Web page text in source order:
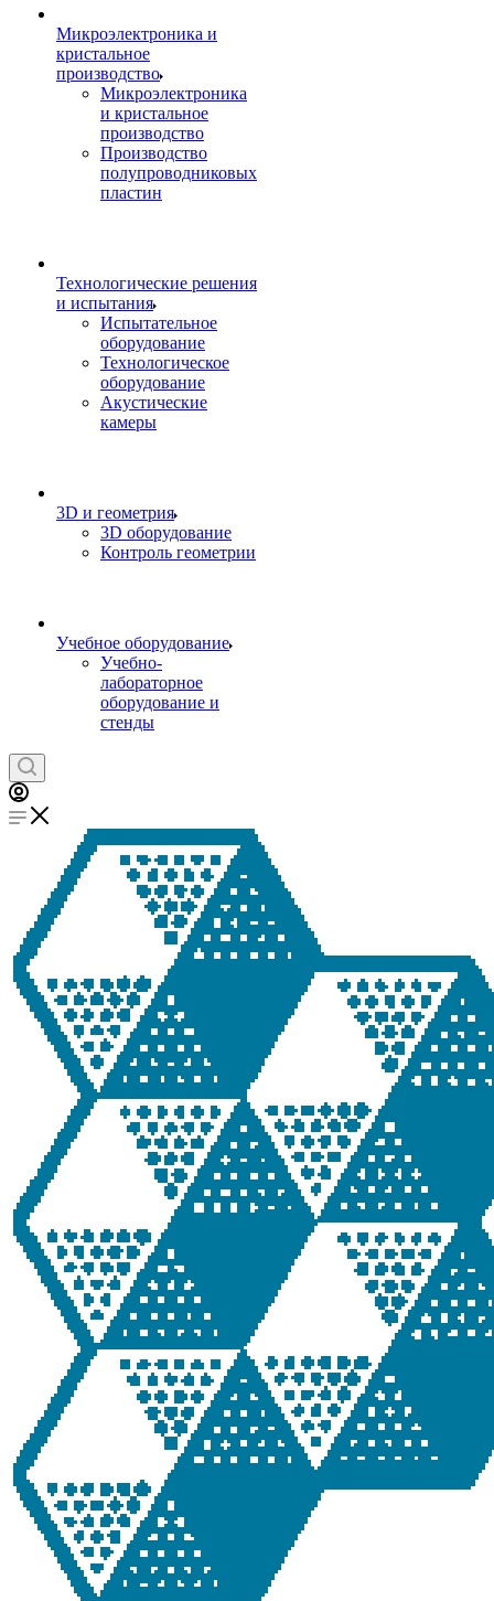
Микроэлектроника и
кристальное
производство
Микроэлектроника
и кристальное
производство
Производство
полупроводниковых
пластин
Технологические решения
и испытания
Испытательное
оборудование
Технологическое
оборудование
Акустические
камеры
3D и геометрия
3D оборудование
Контроль геометрии
Учебное оборудование
Учебно-
лабораторное
оборудование и
стенды